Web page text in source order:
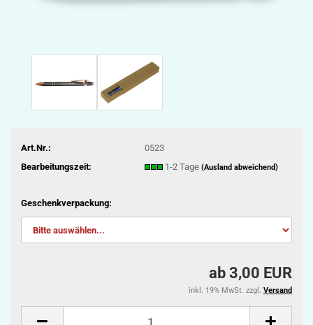
Art.Nr.:
0523
Bearbeitungszeit:
1-2 Tage (Ausland abweichend)
Geschenkverpackung:
ab 3,00 EUR
inkl. 19% MwSt. zzgl. Versand